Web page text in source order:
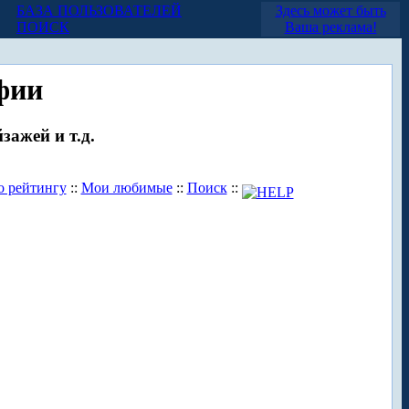
БАЗА ПОЛЬЗОВАТЕЛЕЙ
ПОИСК
Здесь может быть
Ваша реклама!
и т.д.
рейтингу:: Мои любимые:: Поиск::